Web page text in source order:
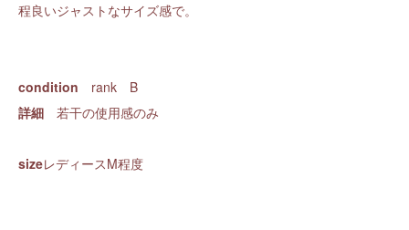
程良いジャストなサイズ感で。
condition rank B
詳細 若干の使用感のみ
sizeレディースM程度